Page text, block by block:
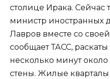
столице Ирака. Сейчас
министр иностранных
Лавров вместе со
сообщает ТАСС,
несколько минут около
стены. Жилые